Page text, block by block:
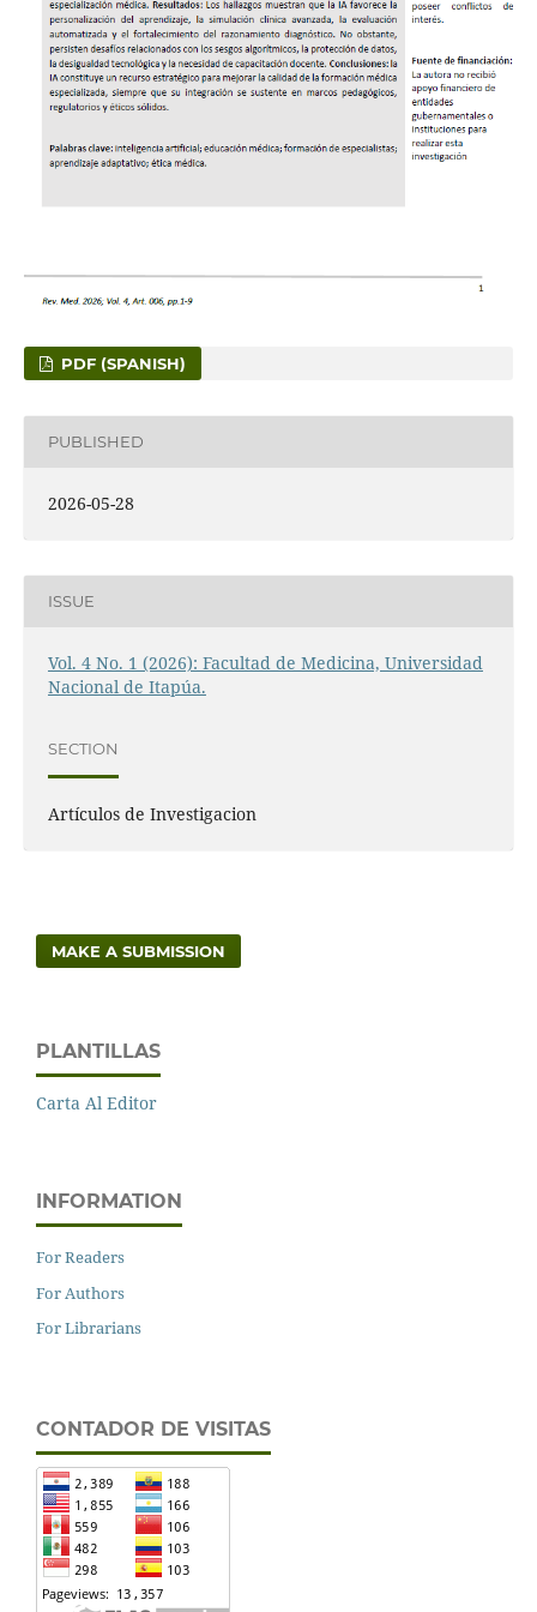
PDF (SPANISH)
PUBLISHED
2026-05-28
ISSUE
Vol. 4 No. 1 (2026): Facultad de Medicina, Universidad
Nacional de Itapúa.
SECTION
Artículos de Investigacion
MAKE A SUBMISSION
PLANTILLAS
Carta Al Editor
INFORMATION
For Readers
For Authors
For Librarians
CONTADOR DE VISITAS